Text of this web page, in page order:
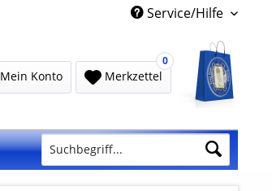
Service/Hilfe
Merkzettel
0
Mein Konto